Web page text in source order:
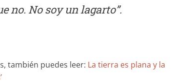
no. No soy un lagarto”.
también puedes leer: La tierra es plana y la